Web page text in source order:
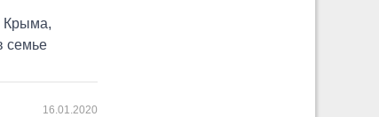
Крыма,
семье
16.01.2020